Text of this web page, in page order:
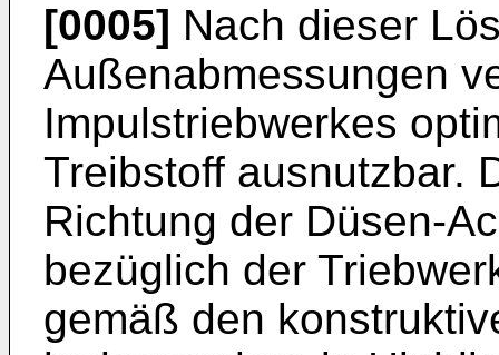
[0005] Nach dieser
Außenabmessungen
Impulstriebwerkes
Treibstoff ausnutzbar.
Richtung der Düsen-
bezüglich der
gemäß den